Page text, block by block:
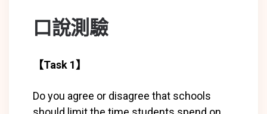
口說測驗
【Task 1】
Do you agree or disagree that schools